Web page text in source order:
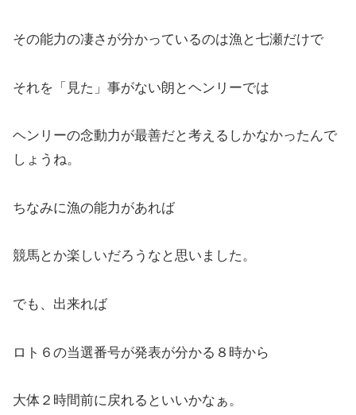
その能力の凄さが分かっているのは漁と七瀬だけで
それを「見た」事がない朗とヘンリーでは
ヘンリーの念動力が最善だと考えるしかなかったんで
しょうね。
ちなみに漁の能力があれば
競馬とか楽しいだろうなと思いました。
でも、出来れば
ロト６の当選番号が発表が分かる８時から
大体２時間前に戻れるといいかなぁ。